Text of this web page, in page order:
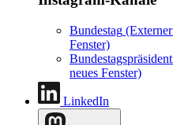
Bundestag
Fenster)
neues Fenster)
LinkedIn